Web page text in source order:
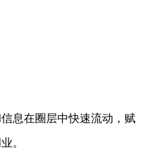
息在圈层中快速流动，赋
。